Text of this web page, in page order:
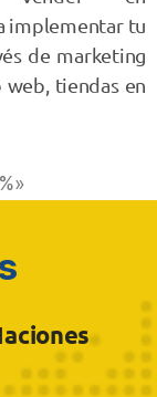
implementar tu
de marketing
tiendas en